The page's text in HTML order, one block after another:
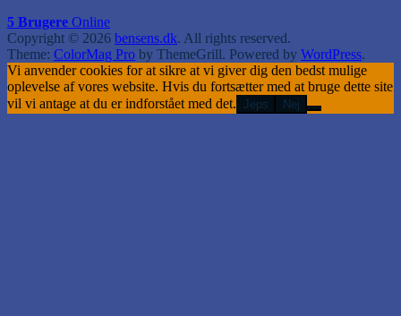
5 Brugere Online
Copyright © 2026 bensens.dk. All rights reserved.
Theme: ColorMag Pro by ThemeGrill. Powered by WordPress.
Vi anvender cookies for at sikre at vi giver dig den bedst mulige
oplevelse af vores website. Hvis du fortsætter med at bruge dette site
vil vi antage at du er indforstået med det. Jeps Nej